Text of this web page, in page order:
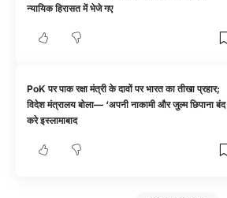
न्यायिक हिरासत में भेजे गए
PoK पर पाक रक्षा मंत्री के दावों पर भारत का तीखा प्रहार;
विदेश मंत्रालय बोला— ‘अपनी नाकामी और जुल्म छिपाना बंद
करे इस्लामाबाद